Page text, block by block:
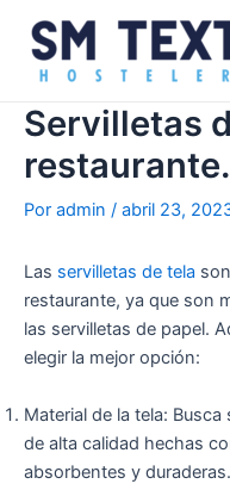
contenido
Servilletas
Por admin / abril 23,
Las servilletas de tela
restaurante, ya que son
las servilletas de papel.
elegir la mejor opción:
Material de la tela:
de alta calidad hechas
absorbentes y duraderas.
de
entradas